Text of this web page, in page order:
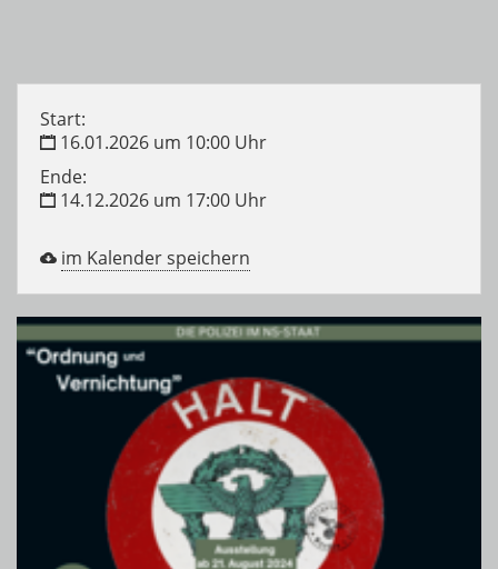
Start:
16.01.2026 um 10:00 Uhr
Ende:
14.12.2026 um 17:00 Uhr
im Kalender speichern